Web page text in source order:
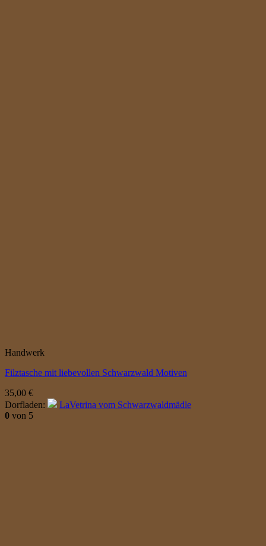
Handwerk
Filztasche mit liebevollen Schwarzwald Motiven
35,00 €
Dorfladen:
LaVetrina vom Schwarzwaldmädle
0 von 5